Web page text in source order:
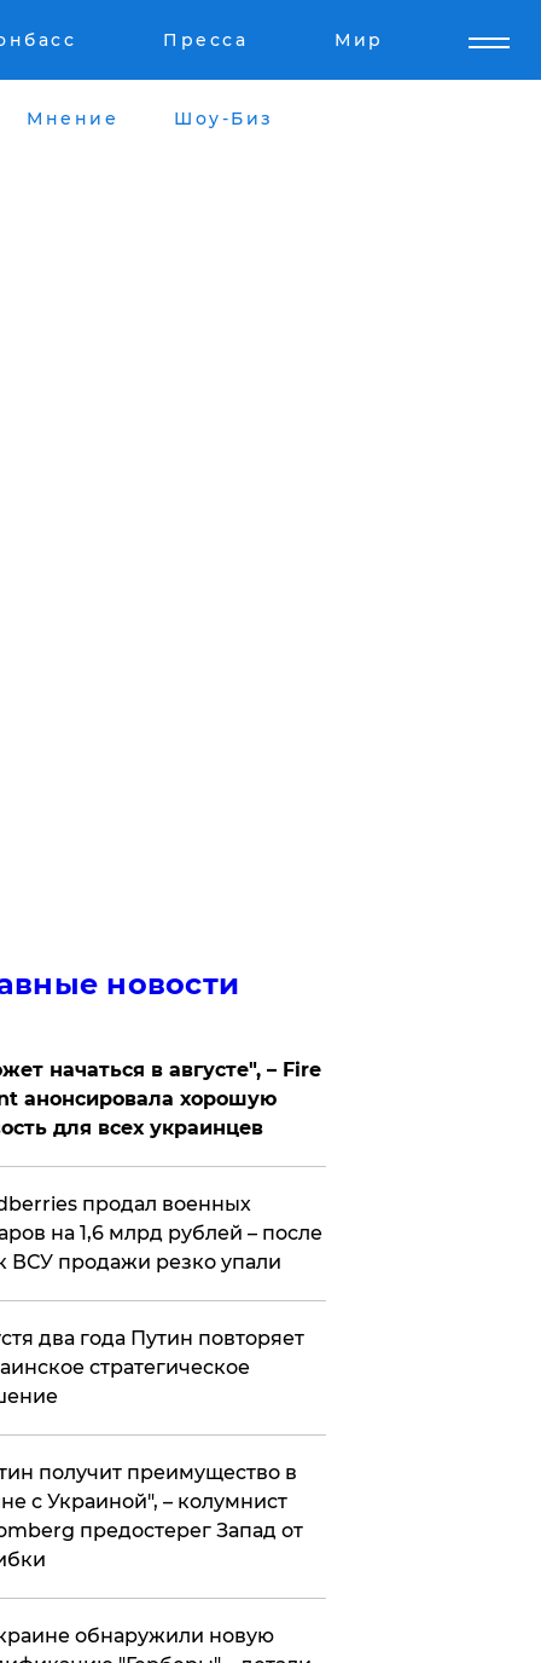
Пресса Мир
Мнение Шоу-Биз
новости
начаться в августе", – Fire
анонсировала хорошую
для всех украинцев
продал военных
на 1,6 млрд рублей – после
ВСУ продажи резко упали
два года Путин повторяет
стратегическое
получит преимущество в
с Украиной", – колумнист
предостерег Запад от
обнаружили новую